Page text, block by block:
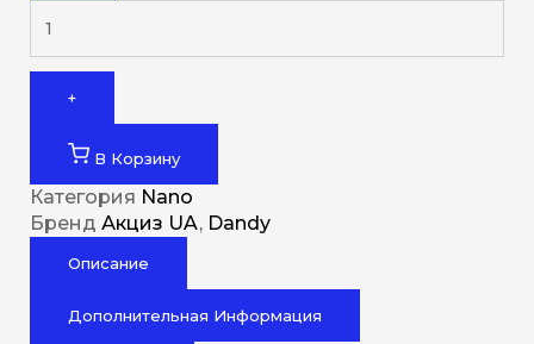
+
В Корзину
Категория Nano
Бренд Акциз UA, Dandy
Описание
Дополнительная Информация